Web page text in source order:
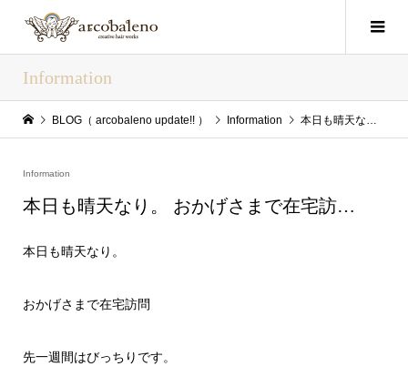
Information
BLOG（ arcobaleno update!! ） Information 本日も晴天なり。 おかげさまで在宅訪…
Information
本日も晴天なり。 おかげさまで在宅訪…
本日も晴天なり。
おかげさまで在宅訪問
先一週間はびっちりです。